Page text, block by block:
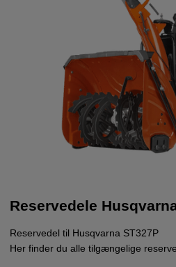
Reservedele
Reservedel til Husqvarna ST327P
Her finder du alle tilgængelige